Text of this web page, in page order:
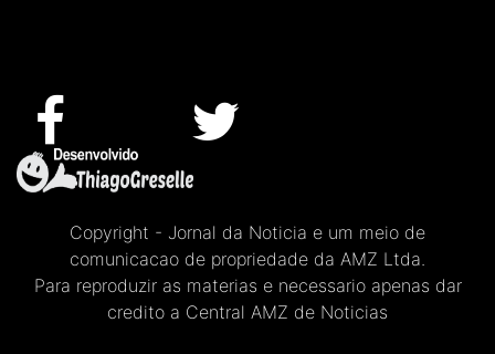
Copyright - Jornal da Noticia e um meio de
comunicacao de propriedade da AMZ Ltda.
Para reproduzir as materias e necessario apenas dar
credito a Central AMZ de Noticias